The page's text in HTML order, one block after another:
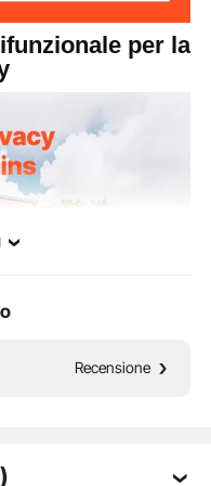
per la
rapida e un supporto stabile,
Recensione